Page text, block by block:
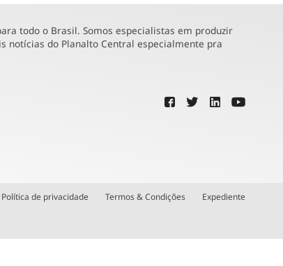
todo o Brasil. Somos especialistas em produzir
notícias do Planalto Central especialmente pra
Política de privacidade Termos & Condições Expediente